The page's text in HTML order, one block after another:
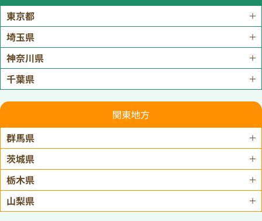
東京都
埼玉県
神奈川県
千葉県
関東地方
群馬県
茨城県
栃木県
山梨県